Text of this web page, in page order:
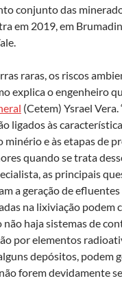
conjunto das
em 2019, em
raras, os riscos
explica o engenheiro
(Cetem) Ysrael
ligados às
minério e às etapas de
quando se trata
as principais
a geração de
na lixiviação podem
não haja sistemas de
por elementos
depósitos, podem
forem devidamente